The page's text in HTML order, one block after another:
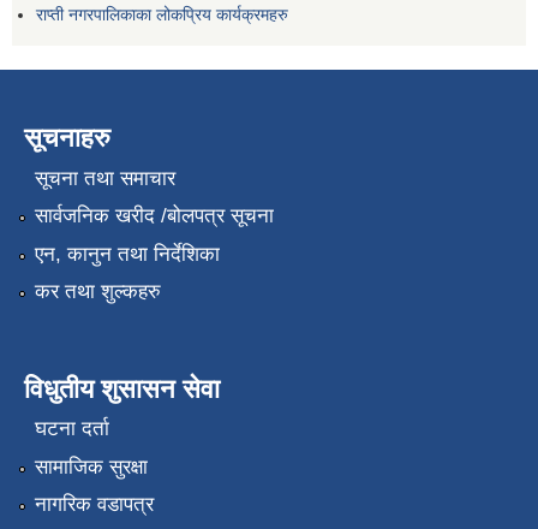
राप्ती नगरपालिकाका लोकप्रिय कार्यक्रमहरु
सूचनाहरु
सूचना तथा समाचार
सार्वजनिक खरीद /बोलपत्र सूचना
एन, कानुन तथा निर्देशिका
कर तथा शुल्कहरु
विधुतीय शुसासन सेवा
घटना दर्ता
सामाजिक सुरक्षा
नागरिक वडापत्र